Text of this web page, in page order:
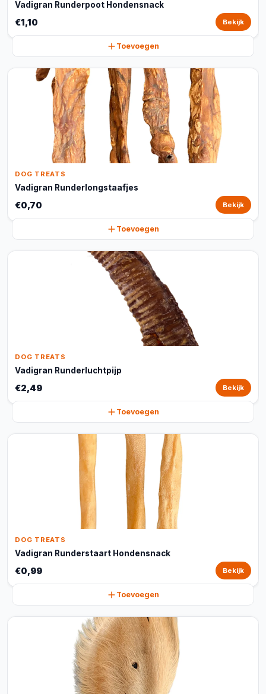
Vadigran Runderpoot Hondensnack
€1,10 Bekijk
Toevoegen
DOG TREATS
Vadigran Runderlongstaafjes
€0,70 Bekijk
Toevoegen
DOG TREATS
Vadigran Runderluchtpijp
€2,49 Bekijk
Toevoegen
DOG TREATS
Vadigran Runderstaart Hondensnack
€0,99 Bekijk
Toevoegen